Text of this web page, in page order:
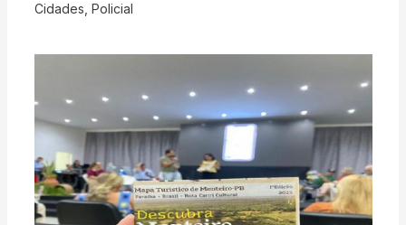
Cidades Policial